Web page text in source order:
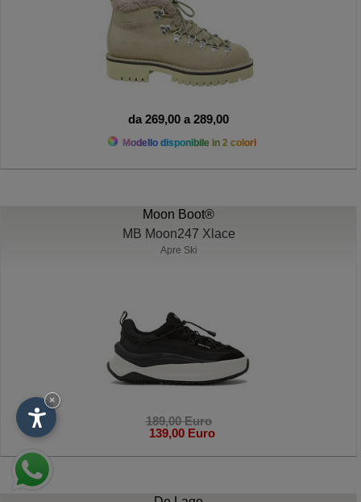
da 269,00 a 289,00
Modello disponibile in 2 colori
Moon Boot®
MB Moon247 Xlace
Apre Ski
189,00 Euro
139,00 Euro
×